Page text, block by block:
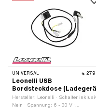
UNIVERSAL
Leonelli USB
Bordsteckdose
Hersteller: Leonelli · Schalter
Nein · Spannung: 6 - 30 V ·